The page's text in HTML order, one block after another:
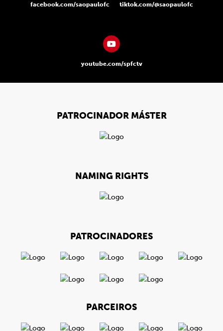
facebook.com/saopaulofc tiktok.com/@saopaulofc
youtube.com/spfctv
PATROCINADOR MÁSTER
NAMING RIGHTS
PATROCINADORES
PARCEIROS